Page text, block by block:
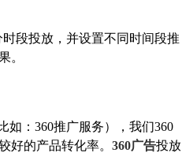
段投放，并设置不同时间段推
。
如：360推广服务），我们360
好的产品转化率。 360广告投放